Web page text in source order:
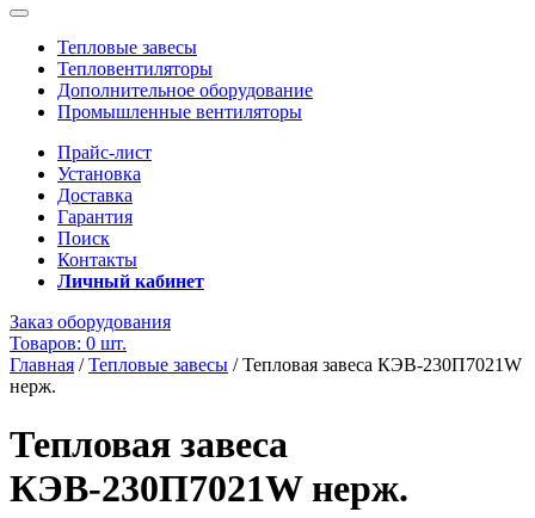
Тепловые завесы
Тепловентиляторы
Дополнительное оборудование
Промышленные вентиляторы
Прайс-лист
Установка
Доставка
Гарантия
Поиск
Контакты
Личный кабинет
Заказ оборудования
Товаров: 0 шт.
Главная /Тепловые завесы /Тепловая завеса КЭВ-230П7021W
нерж.
Тепловая завеса
КЭВ-230П7021W нерж.